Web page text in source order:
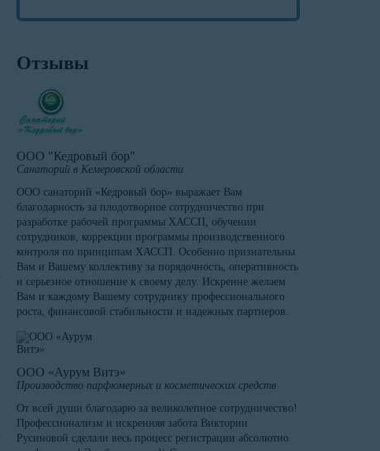
Отзывы
ООО "Кедровый бор"
Санаторий в Кемеровской области
ООО санаторий «Кедровый бор» выражает Вам
благодарность за плодотворное сотрудничество при
разработке рабочей программы ХАССП, обучении
сотрудников, коррекции программы производственного
контроля по принципам ХАССП. Особенно признательны
Вам и Вашему коллективу за порядочность, оперативность
и серьезное отношение к своему делу. Искренне желаем
Вам и каждому Вашему сотруднику профессионального
роста, финансовой стабильности и надежных партнеров.
ООО «Аурум Витэ»
Производство парфюмерных и косметических средств
От всей души благодарю за великолепное сотрудничество!
Профессионализм и искренняя забота Виктории
Русиновой сделали весь процесс регистрации абсолютно